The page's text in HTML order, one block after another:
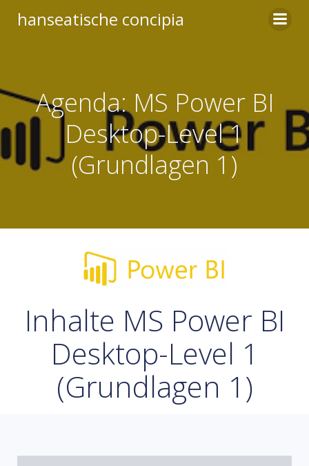
Inhalt
hanseatische concipia
Agenda: MS Power BI
Desktop-Level 1
(Grundlagen 1)
Inhalte MS Power BI
Desktop-Level 1
(Grundlagen 1)